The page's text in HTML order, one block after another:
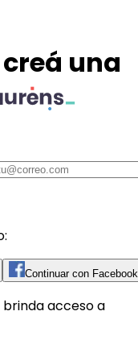
una
Continuar con Facebook
acceso a